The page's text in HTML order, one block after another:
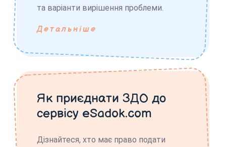
та варіанти вирішення проблеми.
Детальніше
Як приєднати ЗДО до
сервісу eSadok.com
Дізнайтеся, хто має право подати